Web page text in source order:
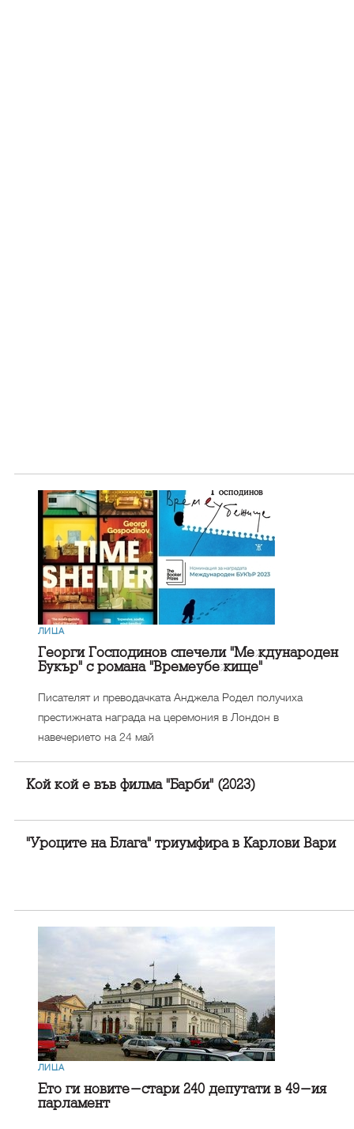
ЛИЦА
Георги Господинов спечели "Международен
Букър" с романа "Времеубежище"
Писателят и преводачката Анджела Родел получиха
престижната награда на церемония в Лондон в
навечерието на 24 май
Кой кой е във филма "Барби" (2023)
"Уроците на Блага" триумфира в Карлови Вари
ЛИЦА
Ето ги новите-стари 240 депутати в 49-ия
парламент